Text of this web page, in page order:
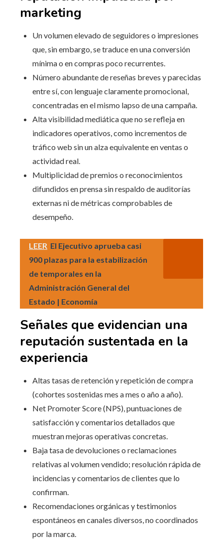
marketing
Un volumen elevado de seguidores o impresiones
que, sin embargo, se traduce en una conversión
mínima o en compras poco recurrentes.
Número abundante de reseñas breves y parecidas
entre sí, con lenguaje claramente promocional,
concentradas en el mismo lapso de una campaña.
Alta visibilidad mediática que no se refleja en
indicadores operativos, como incrementos de
tráfico web sin un alza equivalente en ventas o
actividad real.
Multiplicidad de premios o reconocimientos
difundidos en prensa sin respaldo de auditorías
externas ni de métricas comprobables de
desempeño.
LEER El Ejecutivo aprueba casi
900 plazas para la estabilización
de temporales en la
Administración General del
Estado | Economía
Señales que evidencian una
reputación sustentada en la
experiencia
Altas tasas de retención y repetición de compra
(cohortes sostenidas mes a mes o año a año).
Net Promoter Score (NPS), puntuaciones de
satisfacción y comentarios detallados que
muestran mejoras operativas concretas.
Baja tasa de devoluciones o reclamaciones
relativas al volumen vendido; resolución rápida de
incidencias y comentarios de clientes que lo
confirman.
Recomendaciones orgánicas y testimonios
espontáneos en canales diversos, no coordinados
por la marca.